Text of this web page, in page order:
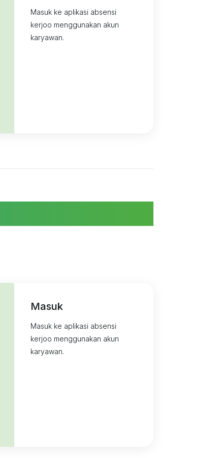
Masuk ke aplikasi absensi
kerjoo menggunakan akun
karyawan.
Masuk
Masuk ke aplikasi absensi
kerjoo menggunakan akun
karyawan.